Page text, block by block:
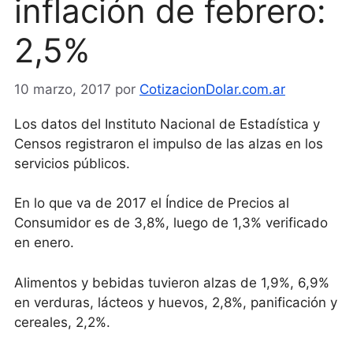
inflación de febrero:
2,5%
10 marzo, 2017 por CotizacionDolar.com.ar
Los datos del Instituto Nacional de Estadística y
Censos registraron el impulso de las alzas en los
servicios públicos.
En lo que va de 2017 el Índice de Precios al
Consumidor es de 3,8%, luego de 1,3% verificado
en enero.
Alimentos y bebidas tuvieron alzas de 1,9%, 6,9%
en verduras, lácteos y huevos, 2,8%, panificación y
cereales, 2,2%.